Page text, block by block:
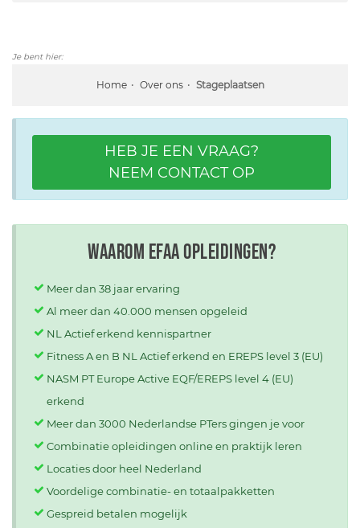
Je bent hier:
Home Over ons Stageplaatsen
HEB JE EEN VRAAG?
NEEM CONTACT OP
Waarom EFAA opleidingen?
Meer dan 38 jaar ervaring
Al meer dan 40.000 mensen opgeleid
NL Actief erkend kennispartner
Fitness A en B NL Actief erkend en EREPS level 3 (EU)
NASM PT Europe Active EQF/EREPS level 4 (EU)
erkend
Meer dan 3000 Nederlandse PTers gingen je voor
Combinatie opleidingen online en praktijk leren
Locaties door heel Nederland
Voordelige combinatie- en totaalpakketten
Gespreid betalen mogelijk